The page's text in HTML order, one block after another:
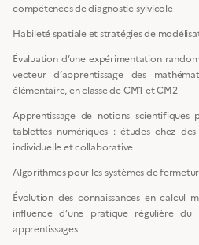
compétences de diagnostic sylvicole
Habileté spatiale et stratégies de
Évaluation d’une expérimentation
vecteur d’apprentissage des
élémentaire, en classe de CM1 et CM2
Apprentissage de notions scientifiques
tablettes numériques : études chez
individuelle et collaborative
Algorithmes pour les systèmes de
Évolution des connaissances en calcul
influence d’une pratique régulière
apprentissages